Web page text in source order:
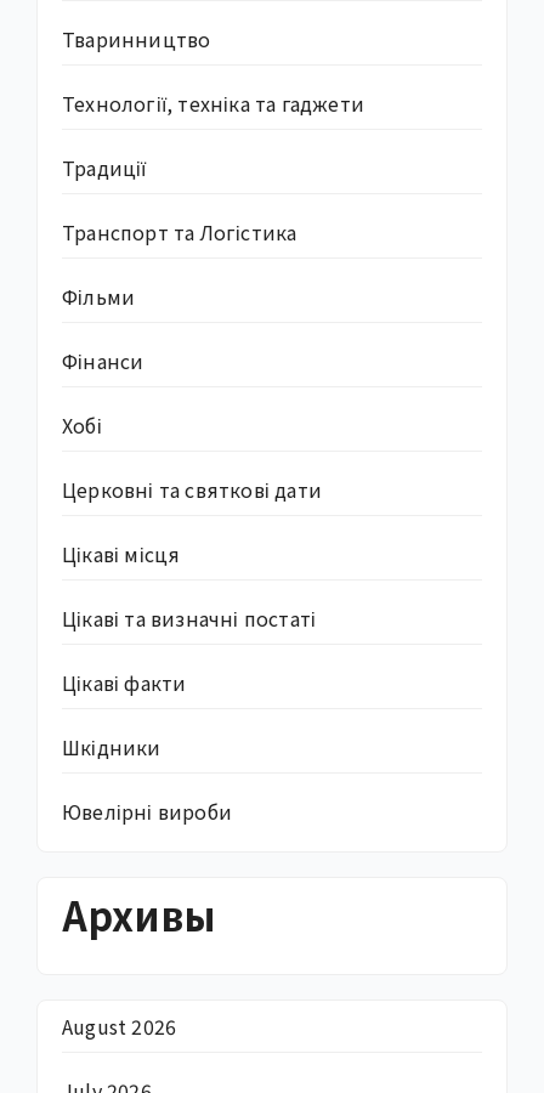
Тваринництво
Технології, техніка та гаджети
Традиції
Транспорт та Логістика
Фільми
Фінанси
Хобі
Церковні та святкові дати
Цікаві місця
Цікаві та визначні постаті
Цікаві факти
Шкідники
Ювелірні вироби
Архивы
August 2026